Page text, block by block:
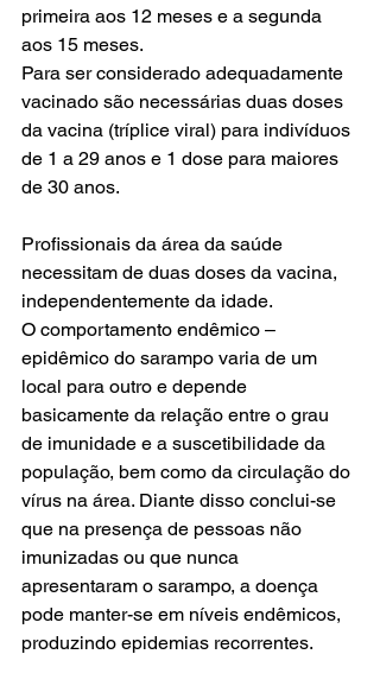
primeira aos 12 meses e a segunda
aos 15 meses.
Para ser considerado adequadamente
vacinado são necessárias duas doses
da vacina (tríplice viral) para indivíduos
de 1 a 29 anos e 1 dose para maiores
de 30 anos.
Profissionais da área da saúde
necessitam de duas doses da vacina,
independentemente da idade.
O comportamento endêmico –
epidêmico do sarampo varia de um
local para outro e depende
basicamente da relação entre o grau
de imunidade e a suscetibilidade da
população, bem como da circulação do
vírus na área. Diante disso conclui-se
que na presença de pessoas não
imunizadas ou que nunca
apresentaram o sarampo, a doença
pode manter-se em níveis endêmicos,
produzindo epidemias recorrentes.